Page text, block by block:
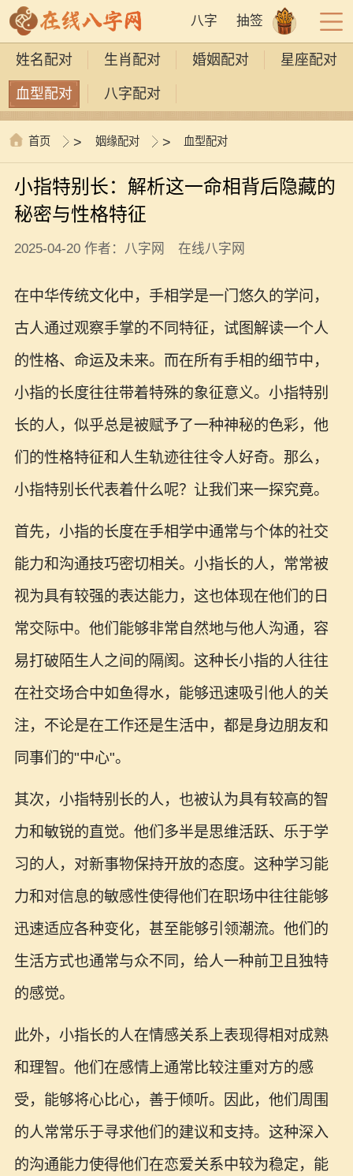
八字 抽签
姓名配对 生肖配对 婚姻配对 星座配对
血型配对 八字配对
首页 > 姻缘配对 > 血型配对
小指特别长：解析这一命相背后隐藏的
秘密与性格特征
2025-04-20 作者：八字网 在线八字网
在中华传统文化中，手相学是一门悠久的学问，
古人通过观察手掌的不同特征，试图解读一个人
的性格、命运及未来。而在所有手相的细节中，
小指的长度往往带着特殊的象征意义。小指特别
长的人，似乎总是被赋予了一种神秘的色彩，他
们的性格特征和人生轨迹往往令人好奇。那么，
小指特别长代表着什么呢？让我们来一探究竟。
首先，小指的长度在手相学中通常与个体的社交
能力和沟通技巧密切相关。小指长的人，常常被
视为具有较强的表达能力，这也体现在他们的日
常交际中。他们能够非常自然地与他人沟通，容
易打破陌生人之间的隔阂。这种长小指的人往往
在社交场合中如鱼得水，能够迅速吸引他人的关
注，不论是在工作还是生活中，都是身边朋友和
同事们的"中心"。
其次，小指特别长的人，也被认为具有较高的智
力和敏锐的直觉。他们多半是思维活跃、乐于学
习的人，对新事物保持开放的态度。这种学习能
力和对信息的敏感性使得他们在职场中往往能够
迅速适应各种变化，甚至能够引领潮流。他们的
生活方式也通常与众不同，给人一种前卫且独特
的感觉。
此外，小指长的人在情感关系上表现得相对成熟
和理智。他们在感情上通常比较注重对方的感
受，能够将心比心，善于倾听。因此，他们周围
的人常常乐于寻求他们的建议和支持。这种深入
的沟通能力使得他们在恋爱关系中较为稳定，能